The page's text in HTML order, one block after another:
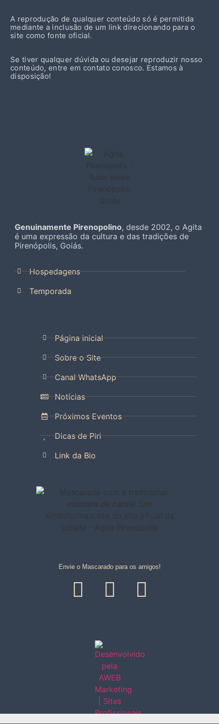
A reprodução de qualquer conteúdo só é permitida
mediante a inclusão de um link direcionando para o
site como fonte oficial.
Se tiver qualquer dúvida ou desejar reproduzir nosso
conteúdo, entre em contato conosco. Estamos à
disposição!
Genuinamente Pirenopolino, desde 2002, o Agita
é uma expressão da cultura e das tradições de
Pirenópolis, Goiás.
Hospedagens
Temporada
Página inicial
Sobre o Site
Canal WhatsApp
Notícias
Próximos Eventos
Dicas de Piri
Link da Bio
Envie o Mascarado para os amigos!